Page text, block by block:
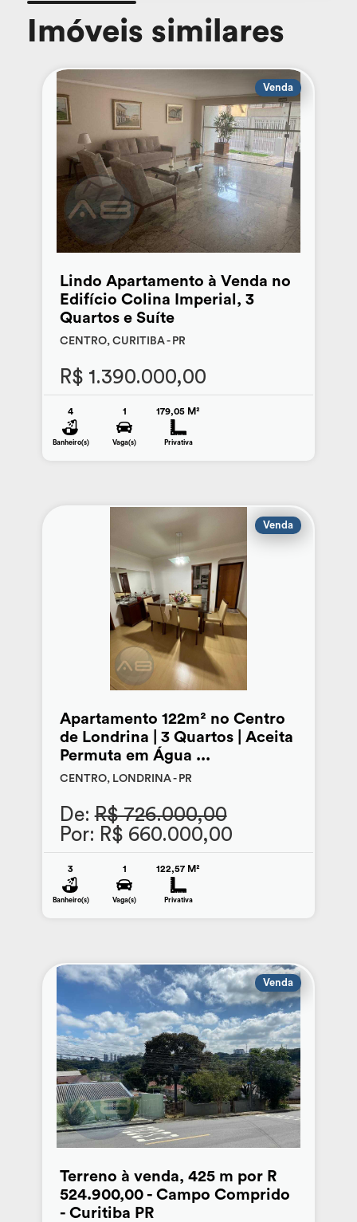
Imóveis similares
Venda
Lindo Apartamento à Venda no
Edifício Colina Imperial, 3
Quartos e Suíte
CENTRO, CURITIBA - PR
R$ 1.390.000,00
4
Banheiro(s)
1
Vaga(s)
179,05 M²
Privativa
Venda
Apartamento 122m² no Centro
de Londrina | 3 Quartos | Aceita
Permuta em Água ...
CENTRO, LONDRINA - PR
De:R$ 726.000,00
Por: R$ 660.000,00
3
Banheiro(s)
1
Vaga(s)
122,57 M²
Privativa
Venda
Terreno à venda, 425 m por R
524.900,00 - Campo Comprido
- Curitiba PR